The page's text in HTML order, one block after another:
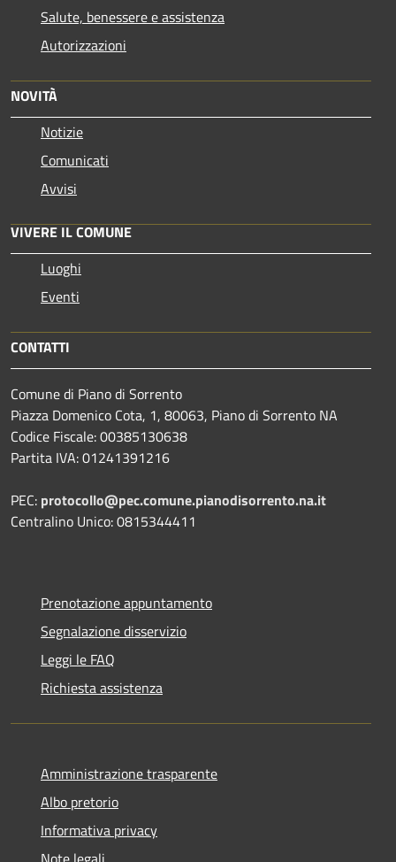
Salute, benessere e assistenza
Autorizzazioni
NOVITÀ
Notizie
Comunicati
Avvisi
VIVERE IL COMUNE
Luoghi
Eventi
CONTATTI
Comune di Piano di Sorrento
Piazza Domenico Cota, 1, 80063, Piano di Sorrento NA
Codice Fiscale: 00385130638
Partita IVA: 01241391216
PEC: protocollo@pec.comune.pianodisorrento.na.it
Centralino Unico: 0815344411
Prenotazione appuntamento
Segnalazione disservizio
Leggi le FAQ
Richiesta assistenza
Amministrazione trasparente
Albo pretorio
Informativa privacy